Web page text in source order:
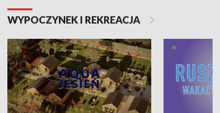
WYPOCZYNEK I REKREACJA